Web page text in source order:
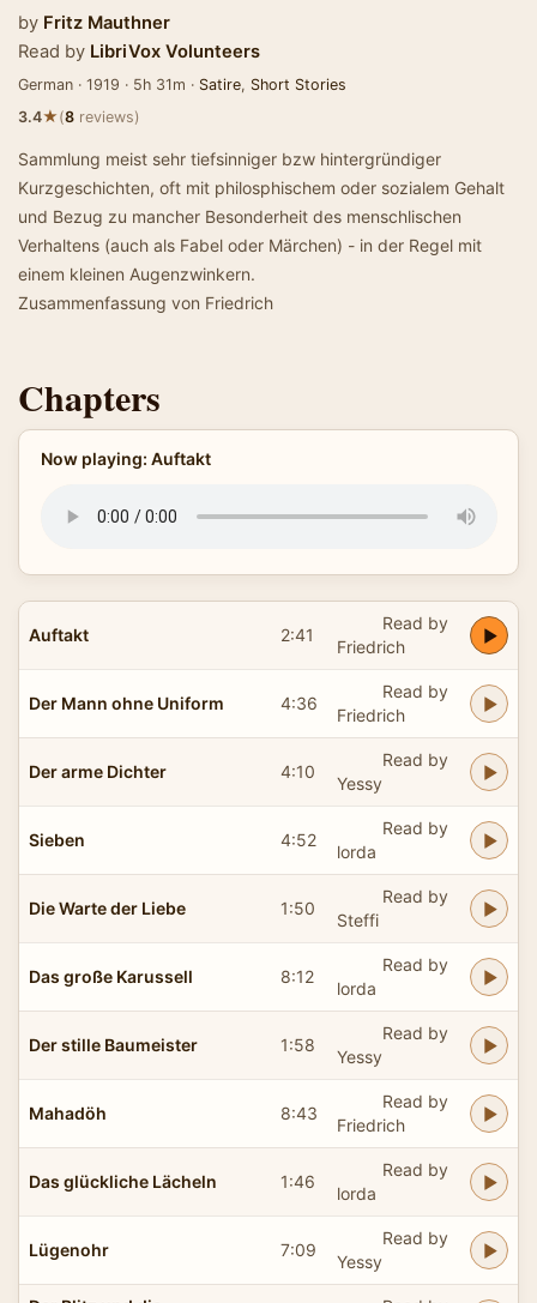
by Fritz Mauthner
Read by LibriVox Volunteers
German · 1919 · 5h 31m · Satire, Short Stories
3.4★(8 reviews)
Sammlung meist sehr tiefsinniger bzw hintergründiger
Kurzgeschichten, oft mit philosphischem oder sozialem Gehalt
und Bezug zu mancher Besonderheit des menschlischen
Verhaltens (auch als Fabel oder Märchen) - in der Regel mit
einem kleinen Augenzwinkern.
Zusammenfassung von Friedrich
Chapters
Now playing: Auftakt
Auftakt 2:41
Read by
Friedrich
Der Mann ohne Uniform 4:36
Read by
Friedrich
Der arme Dichter 4:10
Read by
Yessy
Sieben 4:52
Read by
lorda
Die Warte der Liebe 1:50
Read by
Steffi
Das große Karussell 8:12
Read by
lorda
Der stille Baumeister 1:58
Read by
Yessy
Mahadöh 8:43
Read by
Friedrich
Das glückliche Lächeln 1:46
Read by
lorda
Lügenohr 7:09
Read by
Yessy